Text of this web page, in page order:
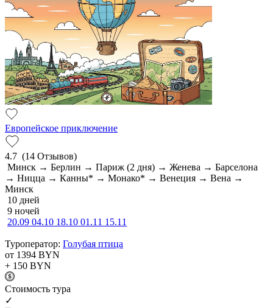
Европейское приключение
4.7 (14 Отзывов)
Минск → Берлин → Париж (2 дня) → Женева → Барселона
→ Ницца → Канны* → Монако* → Венеция → Вена →
Минск
10 дней
9 ночей
20.09 04.10 18.10 01.11 15.11
Туроператор: Голубая птица
от 1394 BYN
+ 150 BYN
Cтоимость тура
✓